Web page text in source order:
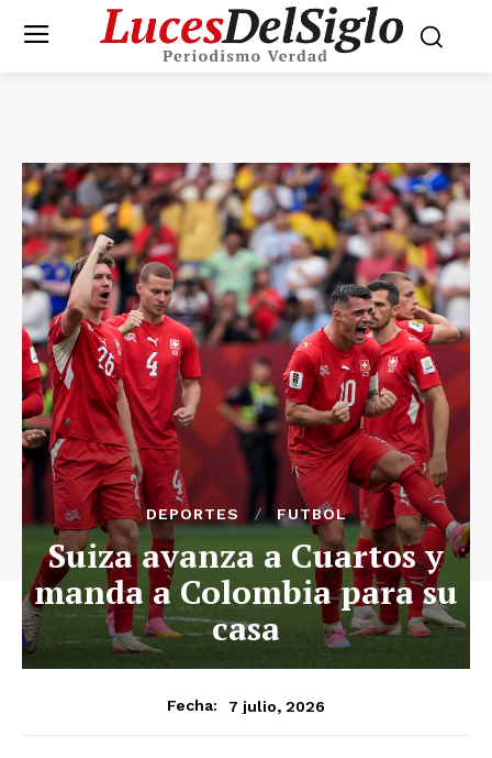
DEPORTES FUTBOL
Suiza avanza a Cuartos y
manda a Colombia para su
casa
Fecha: 7 julio, 2026